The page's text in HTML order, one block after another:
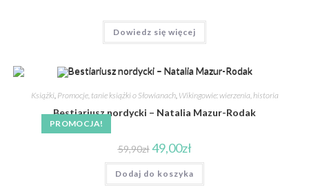
Dowiedz się więcej
PROMOCJA!
Książki, Promocje, tanie książki o Słowianach, Wikingowie: wierzenia, historia
Bestiariusz nordycki – Natalia Mazur-Rodak
59,90zł 49,00zł
Dodaj do koszyka